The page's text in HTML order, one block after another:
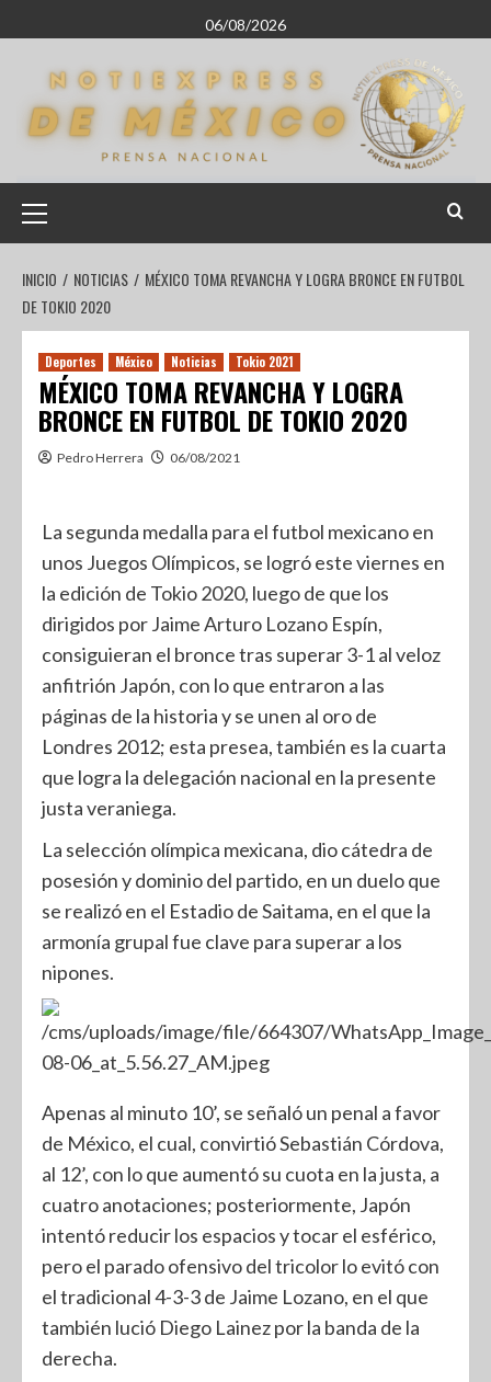
06/08/2026
INICIO NOTICIAS
MÉXICO TOMA REVANCHA Y LOGRA BRONCE EN FUTBOL
DE TOKIO 2020
Deportes México Noticias Tokio 2021
MÉXICO TOMA REVANCHA Y LOGRA
BRONCE EN FUTBOL DE TOKIO 2020
Pedro Herrera 06/08/2021
La segunda medalla para el futbol mexicano en
unos Juegos Olímpicos, se logró este viernes en
la edición de Tokio 2020, luego de que los
dirigidos por Jaime Arturo Lozano Espín,
consiguieran el bronce tras superar 3-1 al veloz
anfitrión Japón, con lo que entraron a las
páginas de la historia y se unen al oro de
Londres 2012; esta presea, también es la cuarta
que logra la delegación nacional en la presente
justa veraniega.
La selección olímpica mexicana, dio cátedra de
posesión y dominio del partido, en un duelo que
se realizó en el Estadio de Saitama, en el que la
armonía grupal fue clave para superar a los
nipones.
Apenas al minuto 10’, se señaló un penal a favor
de México, el cual, convirtió Sebastián Córdova,
al 12’, con lo que aumentó su cuota en la justa, a
cuatro anotaciones; posteriormente, Japón
intentó reducir los espacios y tocar el esférico,
pero el parado ofensivo del tricolor lo evitó con
el tradicional 4-3-3 de Jaime Lozano, en el que
también lució Diego Lainez por la banda de la
derecha.